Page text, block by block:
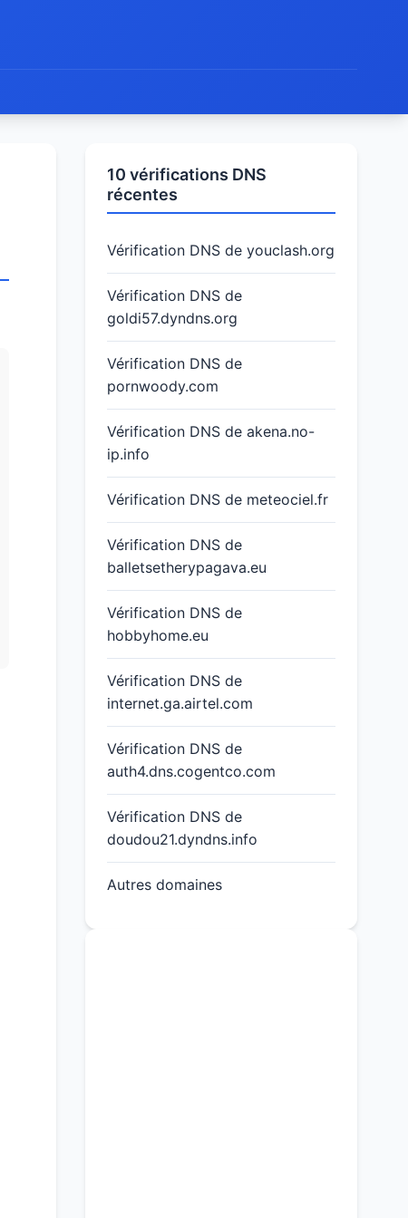
10 vérifications DNS
récentes
Vérification DNS de youclash.org
Vérification DNS de
goldi57.dyndns.org
Vérification DNS de
pornwoody.com
Vérification DNS de akena.no-
ip.info
Vérification DNS de meteociel.fr
Vérification DNS de
balletsetherypagava.eu
Vérification DNS de
hobbyhome.eu
Vérification DNS de
internet.ga.airtel.com
Vérification DNS de
auth4.dns.cogentco.com
Vérification DNS de
doudou21.dyndns.info
Autres domaines